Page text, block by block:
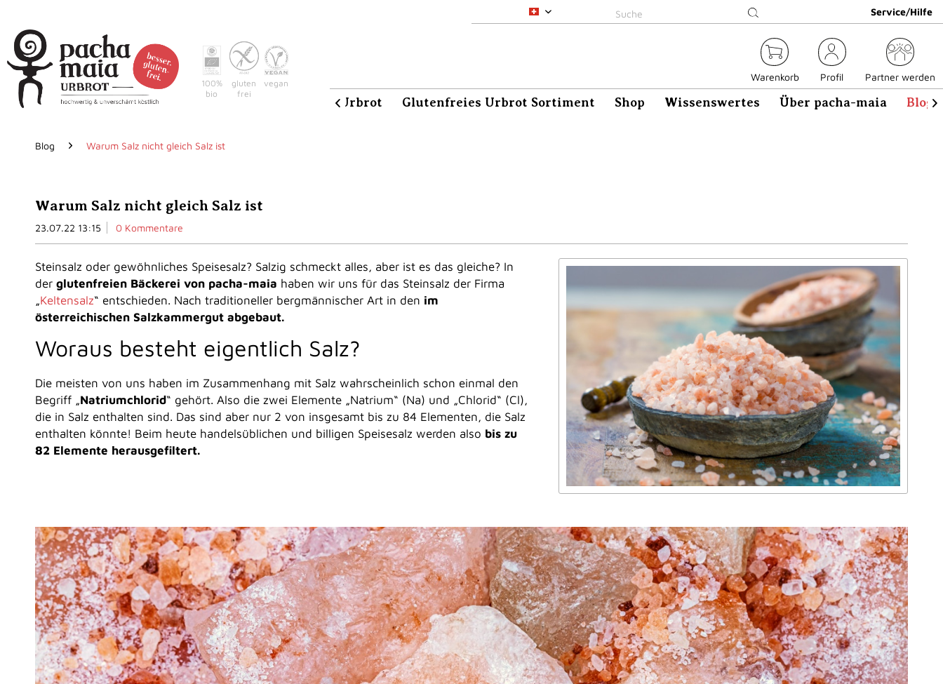
pacha-maia CH Service/Hilfe
100%
bio
gluten
frei
vegan
Warenkorb Profil Partner werden
Home Warum pacha-maia Urbrot Glutenfreies Urbrot Sortiment Shop Wissenswertes Über pacha-maia Blog
 
Blog Warum Salz nicht gleich Salz ist
Warum Salz nicht gleich Salz ist
23.07.22 13:15 0 Kommentare
Steinsalz oder gewöhnliches Speisesalz? Salzig schmeckt alles, aber ist es das gleiche? In
der glutenfreien Bäckerei von pacha-maia haben wir uns für das Steinsalz der Firma
„Keltensalz“ entschieden. Nach traditioneller bergmännischer Art in den im
österreichischen Salzkammergut abgebaut.
Woraus besteht eigentlich Salz?
Die meisten von uns haben im Zusammenhang mit Salz wahrscheinlich schon einmal den
Begriff „Natriumchlorid“ gehört. Also die zwei Elemente „Natrium“ (Na) und „Chlorid“ (Cl),
die in Salz enthalten sind. Das sind aber nur 2 von insgesamt bis zu 84 Elementen, die Salz
enthalten könnte! Beim heute handelsüblichen und billigen Speisesalz werden also bis zu
82 Elemente herausgefiltert.